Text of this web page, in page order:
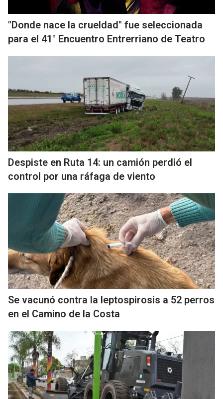
"Donde nace la crueldad" fue seleccionada
para el 41° Encuentro Entrerriano de Teatro
Despiste en Ruta 14: un camión perdió el
control por una ráfaga de viento
Se vacunó contra la leptospirosis a 52 perros
en el Camino de la Costa